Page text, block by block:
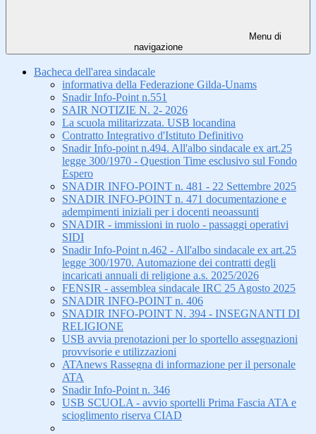
Menu di
navigazione
Bacheca dell'area sindacale
informativa della Federazione Gilda-Unams
Snadir Info-Point n.551
SAIR NOTIZIE N. 2- 2026
La scuola militarizzata. USB locandina
Contratto Integrativo d'Istituto Definitivo
Snadir Info-point n.494. All'albo sindacale ex art.25
legge 300/1970 - Question Time esclusivo sul Fondo
Espero
SNADIR INFO-POINT n. 481 - 22 Settembre 2025
SNADIR INFO-POINT n. 471 documentazione e
adempimenti iniziali per i docenti neoassunti
SNADIR - immissioni in ruolo - passaggi operativi
SIDI
Snadir Info-Point n.462 - All'albo sindacale ex art.25
legge 300/1970. Automazione dei contratti degli
incaricati annuali di religione a.s. 2025/2026
FENSIR - assemblea sindacale IRC 25 Agosto 2025
SNADIR INFO-POINT n. 406
SNADIR INFO-POINT N. 394 - INSEGNANTI DI
RELIGIONE
USB avvia prenotazioni per lo sportello assegnazioni
provvisorie e utilizzazioni
ATAnews Rassegna di informazione per il personale
ATA
Snadir Info-Point n. 346
USB SCUOLA - avvio sportelli Prima Fascia ATA e
scioglimento riserva CIAD